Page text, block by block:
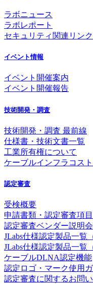
ラボニュース
ラボレポート
セキュリティ関連リン
イベント情報
イベント開催案内
イベント開催報告
技術開発・調査
技術開発・調査 最前線
仕様書・技術文書一覧
工業所有権について
ケーブルインフラコス
認定審査
受検概要
申請書類・認定審査項目
認定審査ベンダー説明会
JLabs仕様認定製品一覧
JLabs仕様認定製品一覧
ケーブルDLNA認定機能
認定ロゴ・マーク使用
認定審査に関するお問